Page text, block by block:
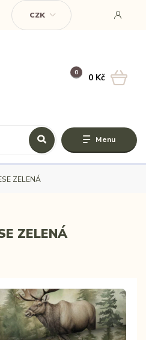
Menu
CZK
0 0 Kč
ZELENÁ
ZELENÁ